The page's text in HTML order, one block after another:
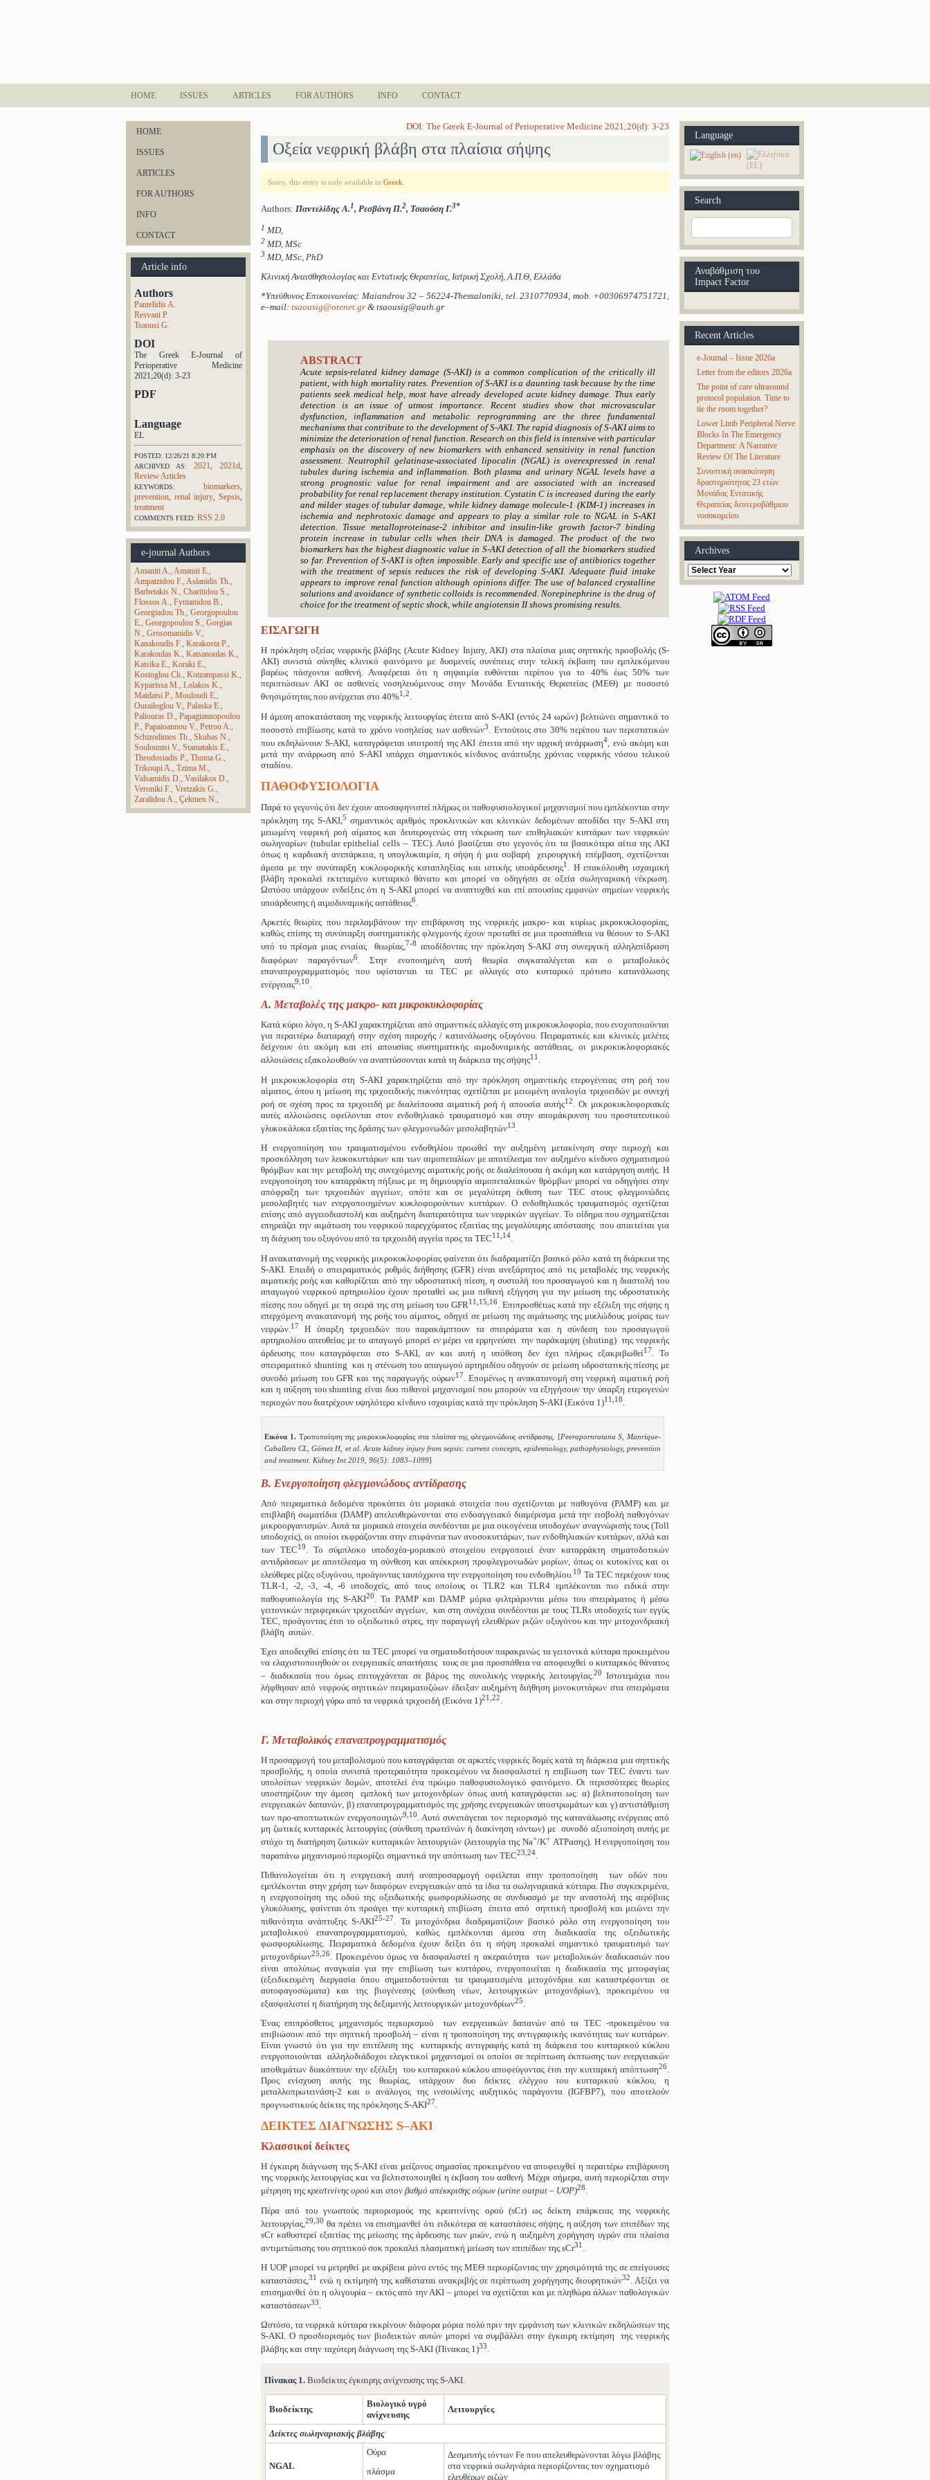
HOME ISSUES ARTICLES FOR AUTHORS INFO CONTACT
HOME
ISSUES
ARTICLES
FOR AUTHORS
INFO
CONTACT
Article info
Authors
Pantelidis A.
Resvani P.
Tsaousi G.
DOI
The Greek E-Journal of
Perioperative Medicine
2021;20(d): 3-23
PDF
Language
EL
POSTED: 12/26/21 8:20 PM
ARCHIVED AS: 2021 2021d
Review Articles
KEYWORDS: biomarkers
prevention renal injury Sepsis
treatment
COMMENTS FEED: RSS 2.0
e-journal Authors
Amaniti A. Amaniti E.
Ampatzidou F. Aslanidis Th.
Barbetakis N. Charitidou S.
Flossos A. Fyntanidou B.
Georgiadou Th. Georgopoulou
E. Georgopoulou S. Gorgias
N. Grosomanidis V.
Kanakoudis F. Karakosta P.
Karakoulas K. Katsanoulas K.
Katsika E. Koraki E.
Kostoglou Ch. Kotzampassi K.
Kyparissa M. Lolakos K.
Maidatsi P. Mouloudi E.
Ourailoglou V. Palaska E.
Paliouras D. Papagiannopoulou
P. Papaioannou V. Petrou A.
Schizodimos Th. Skubas N.
Soulountsi V. Stamatakis E.
Theodosiadis P. Thoma G.
Trikoupi A. Tzima M.
Valsamidis D. Vasilakos D.
Veroniki F. Vretzakis G.
Zaralidou A. Çekmen N.
DOI: The Greek E-Journal of Perioperative Medicine 2021;20(d): 3-23
Οξεία νεφρική βλάβη στα πλαίσια σήψης
Sorry, this entry is only available in Greek
Authors: Παντελίδης Α.1, Ρεσβάνη Π.2, Τσαούση Γ.3*
1 MD,
2 MD, MSc
3 MD, MSc, PhD
Κλινική Αναισθησιολογίας και Εντατικής Θεραπείας, Ιατρική Σχολή, Α.Π.Θ, Eλλάδα
*Υπεύθυνος Επικοινωνίας: Maiandrou 32 – 56224-Thessaloniki, tel. 2310770934, mob. +00306974751721 ,
e–mail: tsaousig@otenet.gr & tsaousig@auth.gr
ABSTRACT
Acute sepsis-related kidney damage (S-AKI) is a common complication of the critically ill
patient, with high mortality rates. Prevention of S-AKI is a daunting task because by the time
patients seek medical help, most have already developed acute kidney damage. Thus early
detection is an issue of utmost importance. Recent studies show that microvascular
dysfunction, inflammation and metabolic reprogramming are the three fundamental
mechanisms that contribute to the development of S-AKI. The rapid diagnosis of S-AKI aims to
minimize the deterioration of renal function. Research on this field is intensive with particular
emphasis on the discovery of new biomarkers with enhanced sensitivity in renal function
assessment. Neutrophil gelatinase-associated lipocalin (NGAL) is overexpressed in renal
tubules during ischemia and inflammation. Both plasma and urinary NGAL levels have a
strong prognostic value for renal impairment and are associated with an increased
probability for renal replacement therapy institution. Cystatin C is increased during the early
and milder stages of tubular damage, while kidney damage molecule-1 (ΚΙΜ-1) increases in
ischemia and nephrotoxic damage and appears to play a similar role to NGAL in S-AKI
detection. Tissue metalloproteinase-2 inhibitor and insulin-like growth factor-7 binding
protein increase in tubular cells when their DNA is damaged. The product of the two
biomarkers has the highest diagnostic value in S-AKI detection of all the biomarkers studied
so far. Prevention of S-AKI is often impossible. Early and specific use of antibiotics together
with the treatment of sepsis reduces the risk of developing S-AKI. Adequate fluid intake
appears to improve renal function although opinions differ. The use of balanced crystalline
solutions and avoidance of synthetic colloids is recommended. Norepinephrine is the drug of
choice for the treatment of septic shock, while angiotensin II shows promising results.
ΕΙΣΑΓΩΓΗ
Η πρόκληση οξείας νεφρικής βλάβης (Acute Kidney Injury, AKI) στα πλαίσια μιας σηπτικής προσβολής (S-
AKI) συνιστά σύνηθες κλινικό φαινόμενο με δυσμενείς συνέπειες στην τελική έκβαση του εμπλεκόμενου
βαρέως πάσχοντα ασθενή. Αναφέρεται ότι η σηψαιμία ευθύνεται περίπου για το 40% έως 50% των
περιπτώσεων ΑΚΙ σε ασθενείς νοσηλευόμενους στην Μονάδα Εντατικής Θεραπείας (ΜΕΘ) με ποσοστό
θνησιμότητας που ανέρχεται στο 40%1,2.
Η άμεση αποκατάσταση της νεφρικής λειτουργίας έπειτα από S-AKI (εντός 24 ωρών) βελτιώνει σημαντικά το
ποσοστό επιβίωσης κατά το χρόνο νοσηλείας των ασθενών3
. Εντούτοις στο 30% περίπου των περιστατικών
που εκδηλώνουν S-AKI, καταγράφεται υποτροπή της ΑΚΙ έπειτα από την αρχική ανάρρωση4, ενώ ακόμη και
μετά την ανάρρωση από S-AKI υπάρχει σημαντικός κίνδυνος ανάπτυξης χρόνιας νεφρικής νόσου τελικού
σταδίου.
ΠΑΘΟΦΥΣΙΟΛΟΓΙΑ
Παρά το γεγονός ότι δεν έχουν αποσαφηνιστεί πλήρως οι παθοφυσιολογικοί μηχανισμοί που εμπλέκονται στην
πρόκληση της S-AKI,5 σημαντικός αριθμός προκλινικών και κλινικών δεδομένων αποδίδει την S-AKI στη
μειωμένη νεφρική ροή αίματος και δευτερογενώς στη νέκρωση των επιθηλιακών κυττάρων των νεφρικών
σωληναρίων (tubular epithelial cells – TEC). Αυτό βασίζεται στο γεγονός ότι τα βασικότερα αίτια της ΑΚΙ
όπως η καρδιακή ανεπάρκεια, η υπογλυκαιμία, η σήψη ή μια σοβαρή χειρουργική επέμβαση, σχετίζονται
άμεσα με την συνύπαρξη κυκλοφορικής καταπληξίας και ιστικής υποάρδευσης1
. Η επακόλουθη ισχαιμική
βλάβη προκαλεί εκτεταμένο κυτταρικό θάνατο και μπορεί να οδηγήσει σε οξεία σωληναριακή νέκρωση.
Ωστόσο υπάρχουν ενδείξεις ότι η S-AKI μπορεί να αναπτυχθεί και επί απουσίας εμφανών σημείων νεφρικής
υποάρδευσης ή αιμοδυναμικής αστάθειας6.
Αρκετές θεωρίες που περιλαμβάνουν την επιβάρυνση της νεφρικής μακρο- και κυρίως μκροκυκλοφορίας,
καθώς επίσης τη συνύπαρξη συστηματικής φλεγμονής έχουν προταθεί σε μια προσπάθεια να θέσουν το S-AKI
υπό το πρίσμα μιας ενιαίας θεωρίας,7-8 αποδίδοντας την πρόκληση S-AKI στη συνεργική αλληλεπίδραση
διαφόρων παραγόντων6. Στην ενοποιημένη αυτή θεωρία συγκαταλέγεται και ο μεταβολικός
επαναπρογραμματισμός που υφίστανται τα TEC με αλλαγές στο κυτταρικό πρότυπο κατανάλωσης
ενέργειας9,10.
A. Μεταβολές της μακρο- και μικροκυκλοφορίας
Κατά κύριο λόγο, η S-AKI χαρακτηρίζεται από σημαντικές αλλαγές στη μικροκυκλοφορία, που ενοχοποιούνται
για περαιτέρω διαταραχή στην σχέση παροχής / κατανάλωσης οξυγόνου. Πειραματικές και κλινικές μελέτες
δείχνουν ότι ακόμη και επί απουσίας συστηματικής αιμοδυναμικής αστάθειας, οι μικροκυκλοφοριακές
αλλοιώσεις εξακολουθούν να αναπτύσσονται κατά τη διάρκεια της σήψης11 .
Η μικροκυκλοφορία στη S-AKI χαρακτηρίζεται από την πρόκληση σημαντικής ετερογένειας στη ροή του
αίματος, όπου η μείωση της τριχοειδικής πυκνότητας σχετίζεται με μειωμένη αναλογία τριχοειδών με συνεχή
ροή σε σχέση προς τα τριχοειδή με διαλείπουσα αιματική ροή ή απουσία αυτής12
. Οι μικροκυκλοφοριακές
αυτές αλλοιώσεις οφείλονται στον ενδοθηλιακό τραυματισμό και στην απομάκρυνση του προστατευτικού
γλυκοκάλυκα εξαιτίας της δράσης των φλεγμονωδών μεσολαβητών13.
Η ενεργοποίηση του τραυματισμένου ενδοθηλίου προωθεί την αυξημένη μετακίνηση στην περιοχή και
προσκόλληση των λευκοκυττάρων και των αιμοπεταλίων με αποτέλεσμα τον αυξημένο κίνδυνο σχηματισμού
θρόμβων και την μεταβολή της συνεχόμενης αιματικής ροής σε διαλείπουσα ή ακόμη και κατάργηση αυτής. Η
ενεργοποίηση του καταρράκτη πήξεως με τη δημιουργία αιμοπεταλιακών θρόμβων μπορεί να οδηγήσει στην
απόφραξη των τριχοειδών αγγείων, οπότε και σε μεγαλύτερη έκθεση των TEC στους φλεγμονώδεις
μεσολαβητές των ενεργοποιημένων κυκλοφορούντων κυττάρων. Ο ενδοθηλιακός τραυματισμός σχετίζεται
επίσης από αγγειοδιαστολή και αυξημένη διαπερατότητα των νεφρικών αγγείων. Το οίδημα που σχηματίζεται
επηρεάζει την αιμάτωση του νεφρικού παρεγχύματος εξαιτίας της μεγαλύτερης απόστασης που απαιτείται για
τη διάχυση του οξυγόνου από τα τριχοειδή αγγεία προς τα TEC11,14.
Η ανακατανομή της νεφρικής μικροκυκλοφορίας φαίνεται ότι διαδραματίζει βασικό ρόλο κατά τη διάρκεια της
S-AKI. Επειδή ο σπειραματικός ρυθμός διήθησης (GFR) είναι ανεξάρτητος από τις μεταβολές της νεφρικής
αιματικής ροής και καθορίζεται από την υδροστατική πίεση, η συστολή του προσαγωγού και η διαστολή του
απαγωγού νεφρικού αρτηριολίου έχουν προταθεί ως μια πιθανή εξήγηση για την μείωση της υδροστατικής
πίεσης που οδηγεί με τη σειρά της στη μείωση του GFR11,15,16 . Επιπροσθέτως κατά την εξέλιξη της σήψης η
επερχόμενη ανακατανομή της ροής του αίματος, οδηγεί σε μείωση της αιμάτωσης της μυελώδους μοίρας των
νεφρών.17
Η ύπαρξη τριχοειδών που παρακάμπτουν τα σπειράματα και η σύνδεση του προσαγωγού
αρτηριολίου απευθείας με το απαγωγό μπορεί εν μέρει να ερμηνεύσει την παράκαμψη (shuting) της νεφρικής
άρδευσης που καταγράφεται στο S-AKI, αν και αυτή η υπόθεση δεν έχει πλήρως εξακριβωθεί17. Το
σπειραματικό shunting και η στένωση του απαγωγού αρτηριδίου οδηγούν σε μείωση υδροστατικής πίεσης με
συνοδό μείωση του GFR και της παραγωγής ούρων17
. Επομένως η ανακατανομή στη νεφρική αιματική ροή
και η αύξηση του shunting είναι δυο πιθανοί μηχανισμοί που μπορούν να εξηγήσουν την ύπαρξη ετερογενών
περιοχών που διατρέχουν υψηλότερο κίνδυνο ισχαιμίας κατά την πρόκληση S-AKI (Εικόνα 1)11,18.
Εικόνα 1.Τροποποίηση της μικροκυκλοφορίας στα πλαίσια της φλεγμονώδους αντίδρασης. [Peerapornratana S, Manrique-
Caballero CL , Gómez H, et al. Acute kidney injury from sepsis: current concepts, epidemiology, pathophysiology, prevention
and treatment. Kidney Int 2019, 96(5): 1083–1099]
B. Ενεργοποίηση φλεγμονώδους αντίδρασης
Από πειραματικά δεδομένα προκύπτει ότι μοριακά στοιχεία που σχετίζονται με παθογόνα (PAMP) και με
επιβλαβή σωματίδια (DAMP) απελευθερώνονται στο ενδοαγγειακό διαμέρισμα μετά την εισβολή παθογόνων
μικροοργανισμών. Αυτά τα μοριακά στοιχεία συνδέονται με μια οικογένεια υποδοχέων αναγνώρισής τους (Toll
υποδοχείς), οι οποίοι εκφράζονται στην επιφάνεια των ανοσοκυττάρων, των ενδοθηλιακών κυττάρων, αλλά και
των TEC19. Το σύμπλοκο υποδοχέα-μοριακού στοιχείου ενεργοποιεί έναν καταρράκτη σηματοδοτικών
αντιδράσεων με αποτέλεσμα τη σύνθεση και απέκκριση προφλεγμονωδών μορίων, όπως οι κυτοκίνες και οι
ελεύθερες ρίζες οξυγόνου, προάγοντας ταυτόχρονα την ενεργοποίηση του ενδοθηλίου. 19 Τα TEC περιέχουν τους
TLR-1, -2, -3, -4, -6 υποδοχείς, από τους οποίους οι TLR2 και TLR4 εμπλέκονται πιο ειδικά στην
παθοφυσιολογία της S-AKI20. Τα PAMP και DAMP μόρια φιλτράρονται μέσω του σπειράματος ή μέσω
γειτονικών περιφερικών τριχοειδών αγγείων, και στη συνέχεια συνδέονται με τους TLRs υποδοχείς των εγγύς
TEC, προάγοντας έτσι το οξειδωτικό στρες, την παραγωγή ελευθέρων ριζών οξυγόνου και την μιτοχονδριακή
βλάβη αυτών.
Έχει αποδειχθεί επίσης ότι τα TEC μπορεί να σηματοδοτήσουν παρακρινώς τα γειτονικά κύτταρα προκειμένου
να ελαχιστοποιηθούν οι ενεργειακές απαιτήσεις τους σε μια προσπάθεια να αποφευχθεί ο κυτταρικός θάνατος
– διαδικασία που όμως επιτυγχάνεται σε βάρος της συνολικής νεφρικής λειτουργίας.20 Ιστοτεμάχια που
λήφθησαν από νεφρούς σηπτικών πειραματοζώων έδειξαν αυξημένη διήθηση μονοκυττάρων στα σπειράματα
και στην περιοχή γύρω από τα νεφρικά τριχοειδή (Εικόνα 1)21,22
Γ. Μεταβολικός επαναπρογραμματισμός
Η προσαρμογή του μεταβολισμού που καταγράφεται σε αρκετές νεφρικές δομές κατά τη διάρκεια μια σηπτικής
προσβολής, η οποία συνιστά προτεραιότητα προκειμένου να διασφαλιστεί η επιβίωση των TEC έναντι των
υπολοίπων νεφρικών δομών, αποτελεί ένα πρώιμο παθοφυσιολογικό φαινόμενο. Οι περισσότερες θεωρίες
υποστηρίζουν την άμεση εμπλοκή των μιτοχονδρίων όπως αυτή καταγράφεται ως: α) βελτιστοποίηση των
ενεργειακών δαπανών, β) επαναπρογραμματισμός της χρήσης ενεργειακών υποστρωμάτων και γ) αντιστάθμιση
των προ-αποπτωτικών ενεργοποιητών9,10. Αυτό συνεπάγεται τον περιορισμό της κατανάλωσης ενέργειας από
μη ζωτικές κυτταρικές λειτουργίες (σύνθεση πρωτεϊνών ή διακίνηση ιόντων) με συνοδό αξιοποίηση αυτής με
στόχο τη διατήρηση ζωτικών κυτταρικών λειτουργιών (λειτουργία της Na+/K+ ΑΤΡασης). Η ενεργοποίηση του
παραπάνω μηχανισμού περιορίζει σημαντικά την απόπτωση των TEC23,24
Πιθανολογείται ότι η ενεργειακή αυτή αναπροσαρμογή οφείλεται στην τροποποίηση των οδών που
εμπλέκονται στην χρήση των διαφόρων ενεργειακών από τα ίδια τα σωληναριακά κύτταρα. Πιο συγκεκριμένα,
η ενεργοποίηση της οδού της οξειδωτικής φωσφορυλίωσης σε συνδυασμό με την αναστολή της αερόβιας
γλυκόλυσης, φαίνεται ότι προάγει την κυτταρική επιβίωση έπειτα από σηπτική προσβολή και μειώνει την
πιθανότητα ανάπτυξης S-ΑKΙ25-27. Τα μιτοχόνδρια διαδραματίζουν βασικό ρόλο στη ενεργοποίηση του
μεταβολικού επαναπρογραμματισμού, καθώς εμπλέκονται άμεσα στη διαδικασία της οξειδωτικής
φωσφορυλίωσης. Πειραματικά δεδομένα έχουν δείξει ότι η σήψη προκαλεί σημαντικό τραυματισμό των
μιτοχονδρίων25,26. Προκειμένου όμως να διασφαλιστεί η ακεραιότητα των μεταβολικών διαδικασιών που
είναι απολύτως αναγκαία για την επιβίωση των κυττάρου, ενεργοποιείται η διαδικασία της μιτοφαγίας
(εξειδικευμένη διεργασία όπου σηματοδοτούνται τα τραυματισμένα μιτοχόνδρια και καταστρέφονται σε
αυτοφαγοσώματα) και της βιογένεσης (σύνθεση νέων, λειτουργικών μιτοχονδρίων), προκειμένου να
εξασφαλιστεί η διατήρηση της δεξαμενής λειτουργικών μιτοχονδρίων25
Ένας επιπρόσθετος μηχανισμός περιορισμού των ενεργειακών δαπανών από τα TEC -προκειμένου να
επιβιώσουν από την σηπτική προσβολή – είναι η τροποποίηση της αντιγραφικής ικανότητας των κυττάρων.
Είναι γνωστό ότι για την επιτέλεση της κυτταρικής αντιγραφής κατά τη διάρκεια του κυτταρικού κύκλου
ενεργοποιούνται αλληλοδιάδοχοι ελεγκτικοί μηχανισμοί οι οποίοι σε περίπτωση έκπτωσης των ενεργειακών
αποθεμάτων διακόπτουν την εξέλιξη του κυτταρικού κύκλου αποφεύγοντας έτσι την κυτταρική απόπτωση26.
Προς ενίσχυση αυτής της θεωρίας, υπάρχουν δυο δείκτες ελέγχου του κυτταρικού κύκλου, η
μεταλλοπρωτεινάση-2 και o ανάλογος της ινσουλίνης αυξητικός παράγοντα (IGFBP7), που αποτελούν
προγνωστικούς δείκτες της πρόκλησης S-AKI27.
ΔΕΙΚΤΕΣ ΔΙΑΓΝΩΣΗΣ S–AKI
Κλασσικοί δείκτες
Η έγκαιρη διάγνωση της S-AKI είναι μείζονος σημασίας προκειμένου να αποφευχθεί η περαιτέρω επιβάρυνση
της νεφρικής λειτουργίας και να βελτιστοποιηθεί η έκβαση του ασθενή. Μέχρι σήμερα, αυτή περιορίζεται στην
μέτρηση της κρεατινίνης ορού και στον βαθμό απέκκρισης ούρων (urine output – UOP)28.
Πέρα από του γνωστούς περιορισμούς της κρεατινίνης ορού (sCr) ως δείκτη επάρκειας της νεφρικής
λειτουργίας,29,30 θα πρέπει να επισημανθεί ότι ειδικότερα σε καταστάσεις σήψης, η αύξηση των επιπέδων της
sCr καθυστερεί εξαιτίας της μείωσης της άρδευσης των μυών, ενώ η αυξημένη χορήγηση υγρών στα πλαίσια
αντιμετώπισης του σηπτικού σοκ προκαλεί πλασματική μείωση των επιπέδων της sCr31 .
Η UOP μπορεί να μετρηθεί με ακρίβεια μόνο εντός της ΜΕΘ περιορίζοντας την χρησιμότητά της σε επείγουσες
καταστάσεις,31 ενώ η εκτίμησή της καθίσταται ανακριβής σε περίπτωση χορήγησης διουρητικών32. Αξίζει να
επισημανθεί ότι η ολιγουρία – εκτός από την ΑΚΙ – μπορεί να σχετίζεται και με πληθώρα άλλων παθολογικών
καταστάσεων33.
Ωστόσο, τα νεφρικά κύτταρα εκκρίνουν διάφορα μόρια πολύ πριν την εμφάνιση των κλινικών εκδηλώσεων της
S-AKI. Ο προσδιορισμός των βιοδεικτών αυτών μπορεί να συμβάλλει στην έγκαιρη εκτίμηση της νεφρικής
βλάβης και στην ταχύτερη διάγνωση της S-AKI (Πίνακας 1)33.
Πίνακας 1. Βιοδείκτες έγκαιρης ανίχνευσης της S-AKI.
Βιοδείκτης
Βιολογικό υγρό
ανίχνευσης
Λειτουργίες
Δείκτες σωληναριακής βλάβης
NGAL
Ούρα
πλάσμα
Δεσμευτής ιόντων Fe που απελευθερώνονται λόγω βλάβης
στα νεφρικά σωληνάρια περιορίζοντας τον σχηματισμό
ελευθέρων ριζών
Language
Search
Αναβάθμιση του
Impact Factor
Recent Articles
e-Journal – Issue 2026a
Letter from the editors 2026a
The point of care ultrasound
protocol population. Time to
tie the room together?
Lower Limb Peripheral Nerve
Blocks In The Emergency
Department: A Narrative
Review Of The Literature
Συνοπτική ανασκόπηση
δραστηριότητας 23 ετών
Μονάδας Εντατικής
Θεραπείας δευτεροβάθμιου
νοσοκομείου
Archives
Archives